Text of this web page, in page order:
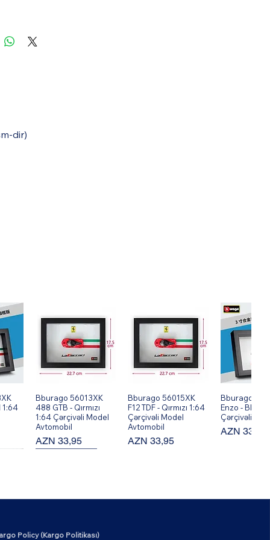
dir)
1:64
Hızlı Bakış
Bburago 56013XK
488 GTB - Qırmızı
1:64 Çərçivəli Model
Avtomobil
Fiyat
AZN 33,95
Hızlı Bakış
Bburago 56015XK
F12 TDF - Qırmızı 1:64
Çərçivəli Model
Avtomobil
Fiyat
AZN 33,95
Hızlı
Bburago
Enzo - Black
Çərçivəli
Fiyat
AZN 33,95
Policy (Kargo Politikası)